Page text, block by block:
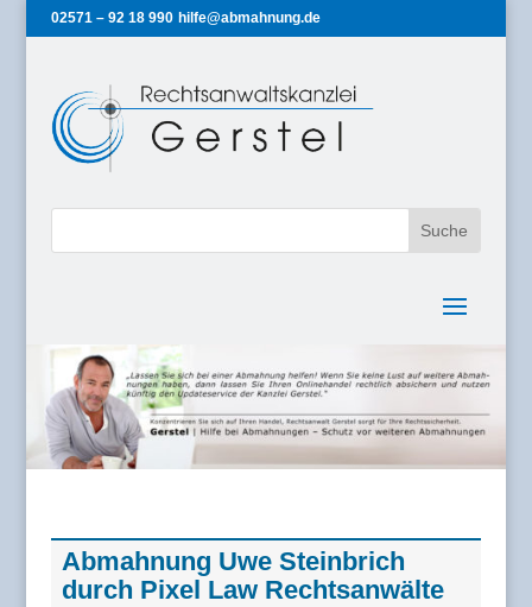
02571 – 92 18 990 hilfe@abmahnung.de
Abmahnung Uwe Steinbrich
durch Pixel Law Rechtsanwälte